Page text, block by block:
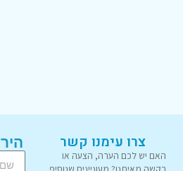
צרו עימנו קשר
האם יש לכם הערה, הצעה או